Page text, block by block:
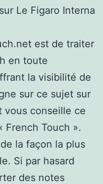
Le Figaro Interna
est de traiter
en toute
la visibilité de
sur ce sujet sur
vous conseille ce
French Touch ».
la façon la plus
Si par hasard
des notes